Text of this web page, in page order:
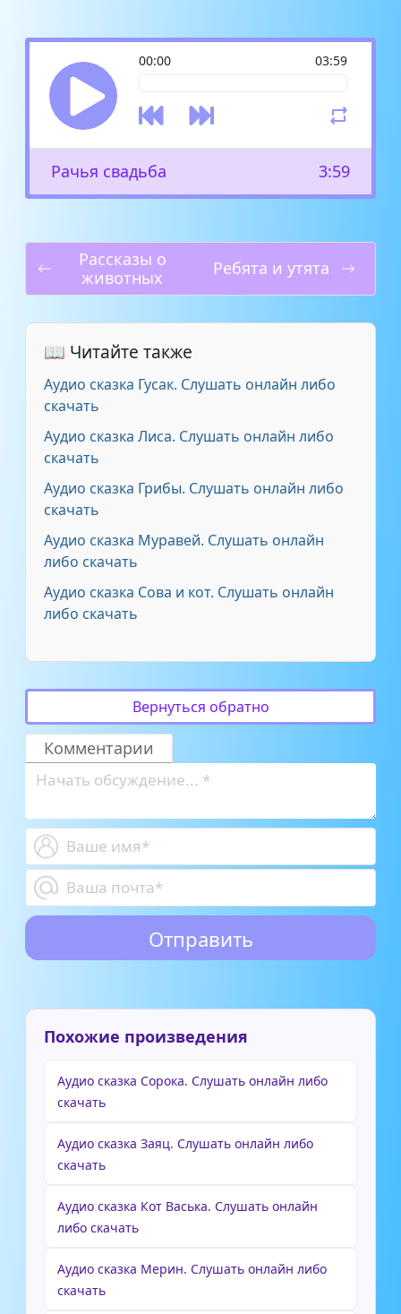
00:00 03:59
Рачья свадьба 3:59
Рассказы о
животных
Ребята и утята
📖 Читайте также
Аудио сказка Гусак. Слушать онлайн либо
скачать
Аудио сказка Лиса. Слушать онлайн либо
скачать
Аудио сказка Грибы. Слушать онлайн либо
скачать
Аудио сказка Муравей. Слушать онлайн
либо скачать
Аудио сказка Сова и кот. Слушать онлайн
либо скачать
Вернуться обратно
Комментарии
Похожие произведения
Аудио сказка Сорока. Слушать онлайн либо
скачать
Аудио сказка Заяц. Слушать онлайн либо
скачать
Аудио сказка Кот Васька. Слушать онлайн
либо скачать
Аудио сказка Мерин. Слушать онлайн либо
скачать